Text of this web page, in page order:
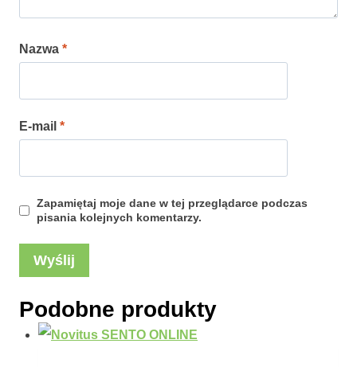
Nazwa *
E-mail *
Zapamiętaj moje dane w tej przeglądarce podczas
pisania kolejnych komentarzy.
Podobne produkty